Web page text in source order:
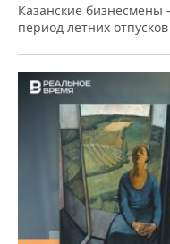
Казанские бизнесмены
период летних